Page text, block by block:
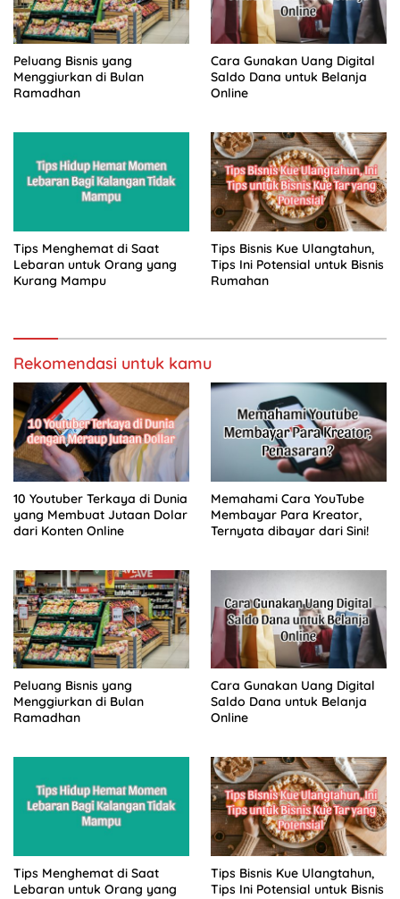
Peluang Bisnis yang
Menggiurkan di Bulan
Ramadhan
Cara Gunakan Uang Digital
Saldo Dana untuk Belanja
Online
Tips Menghemat di Saat
Lebaran untuk Orang yang
Kurang Mampu
Tips Bisnis Kue Ulangtahun,
Tips Ini Potensial untuk Bisnis
Rumahan
Rekomendasi untuk kamu
10 Youtuber Terkaya di Dunia
yang Membuat Jutaan Dolar
dari Konten Online
Memahami Cara YouTube
Membayar Para Kreator,
Ternyata dibayar dari Sini!
Peluang Bisnis yang
Menggiurkan di Bulan
Ramadhan
Cara Gunakan Uang Digital
Saldo Dana untuk Belanja
Online
Tips Menghemat di Saat
Lebaran untuk Orang yang
Tips Bisnis Kue Ulangtahun,
Tips Ini Potensial untuk Bisnis